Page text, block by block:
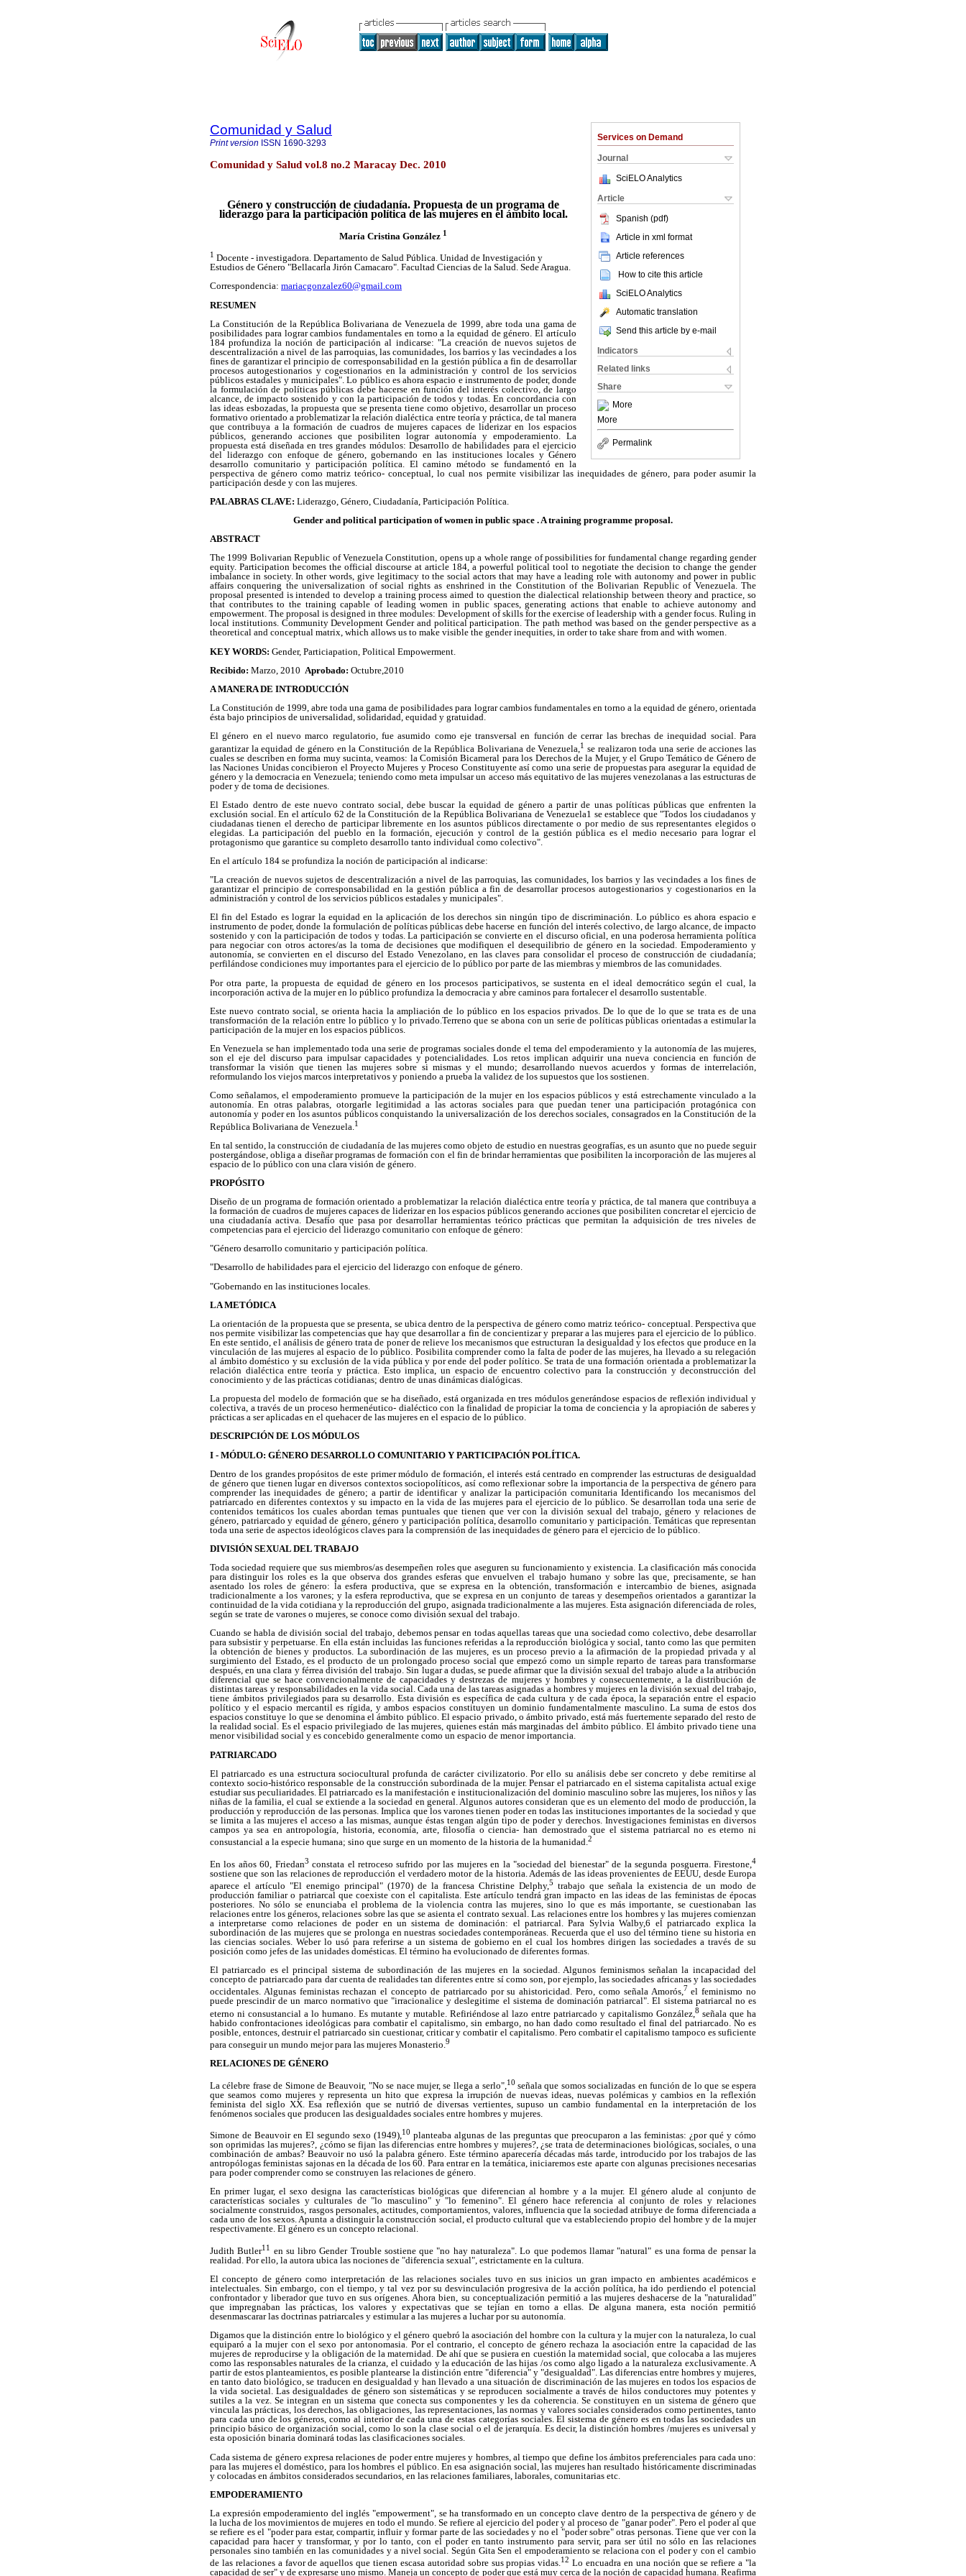
Services on Demand
Journal
SciELO Analytics
Article
Spanish (pdf)
Article in xml format
Article references
How to cite this article
SciELO Analytics
Automatic translation
Send this article by e-mail
Indicators
Related links
Share
More
More
Permalink
Comunidad y Salud
Print version ISSN 1690-3293
Comunidad y Salud vol.8 no.2 Maracay Dec. 2010
Género y construcción de ciudadanía. Propuesta de un programa de
liderazgo para la participación política de las mujeres en el ámbito local.
María Cristina González 1
1 Docente - investigadora. Departamento de Salud Pública. Unidad de Investigación y
Estudios de Género "Bellacarla Jirón Camacaro". Facultad Ciencias de la Salud. Sede Aragua.
Correspondencia: mariacgonzalez60@gmail.com
RESUMEN
La Constitución de la República Bolivariana de Venezuela de 1999, abre toda una gama de
posibilidades para lograr cambios fundamentales en torno a la equidad de género. El artículo
184 profundiza la noción de participación al indicarse: "La creación de nuevos sujetos de
descentralización a nivel de las parroquias, las comunidades, los barrios y las vecindades a los
fines de garantizar el principio de corresponsabilidad en la gestión pública a fin de desarrollar
procesos autogestionarios y cogestionarios en la administración y control de los servicios
públicos estadales y municipales". Lo público es ahora espacio e instrumento de poder, donde
la formulación de políticas públicas debe hacerse en función del interés colectivo, de largo
alcance, de impacto sostenido y con la participación de todos y todas. En concordancia con
las ideas esbozadas, la propuesta que se presenta tiene como objetivo, desarrollar un proceso
formativo orientado a problematizar la relación dialéctica entre teoría y práctica, de tal manera
que contribuya a la formación de cuadros de mujeres capaces de liderizar en los espacios
públicos, generando acciones que posibiliten lograr autonomía y empoderamiento. La
propuesta está diseñada en tres grandes módulos: Desarrollo de habilidades para el ejercicio
del liderazgo con enfoque de género, gobernando en las instituciones locales y Género
desarrollo comunitario y participación política. El camino método se fundamentó en la
perspectiva de género como matriz teórico- conceptual, lo cual nos permite visibilizar las inequidades de género, para poder asumir la
participación desde y con las mujeres.
PALABRAS CLAVE: Liderazgo, Género, Ciudadanía, Participación Política.
Gender and political participation of women in public space . A training programme proposal.
ABSTRACT
The 1999 Bolivarian Republic of Venezuela Constitution, opens up a whole range of possibilities for fundamental change regarding gender
equity. Participation becomes the official discourse at article 184, a powerful political tool to negotiate the decision to change the gender
imbalance in society. In other words, give legitimacy to the social actors that may have a leading role with autonomy and power in public
affairs conquering the universalization of social rights as enshrined in the Constitution of the Bolivarian Republic of Venezuela. The
proposal presented is intended to develop a training process aimed to question the dialectical relationship between theory and practice, so
that contributes to the training capable of leading women in public spaces, generating actions that enable to achieve autonomy and
empowerment. The proposal is designed in three modules: Development of skills for the exercise of leadership with a gender focus. Ruling in
local institutions. Community Development Gender and political participation. The path method was based on the gender perspective as a
theoretical and conceptual matrix, which allows us to make visible the gender inequities, in order to take share from and with women.
KEY WORDS: Gender, Particiapation, Political Empowerment.
Recibido: Marzo, 2010 Aprobado: Octubre,2010
A MANERA DE INTRODUCCIÓN
La Constitución de 1999, abre toda una gama de posibilidades para lograr cambios fundamentales en torno a la equidad de género, orientada
ésta bajo principios de universalidad, solidaridad, equidad y gratuidad.
El género en el nuevo marco regulatorio, fue asumido como eje transversal en función de cerrar las brechas de inequidad social. Para
garantizar la equidad de género en la Constitución de la República Bolivariana de Venezuela, 1 se realizaron toda una serie de acciones las
cuales se describen en forma muy sucinta, veamos: la Comisión Bicameral para los Derechos de la Mujer, y el Grupo Temático de Género de
las Naciones Unidas concibieron el Proyecto Mujeres y Proceso Constituyente así como una serie de propuestas para asegurar la equidad de
género y la democracia en Venezuela; teniendo como meta impulsar un acceso más equitativo de las mujeres venezolanas a las estructuras de
poder y de toma de decisiones.
El Estado dentro de este nuevo contrato social, debe buscar la equidad de género a partir de unas políticas públicas que enfrenten la
exclusión social. En el artículo 62 de la Constitución de la República Bolivariana de Venezuela1 se establece que "Todos los ciudadanos y
ciudadanas tienen el derecho de participar libremente en los asuntos públicos directamente o por medio de sus representantes elegidos o
elegidas. La participación del pueblo en la formación, ejecución y control de la gestión pública es el medio necesario para lograr el
protagonismo que garantice su completo desarrollo tanto individual como colectivo".
En el artículo 184 se profundiza la noción de participación al indicarse:
"La creación de nuevos sujetos de descentralización a nivel de las parroquias, las comunidades, los barrios y las vecindades a los fines de
garantizar el principio de corresponsabilidad en la gestión pública a fin de desarrollar procesos autogestionarios y cogestionarios en la
administración y control de los servicios públicos estadales y municipales".
El fin del Estado es lograr la equidad en la aplicación de los derechos sin ningún tipo de discriminación. Lo público es ahora espacio e
instrumento de poder, donde la formulación de políticas públicas debe hacerse en función del interés colectivo, de largo alcance, de impacto
sostenido y con la participación de todos y todas. La participación se convierte en el discurso oficial, en una poderosa herramienta política
para negociar con otros actores/as la toma de decisiones que modifiquen el desequilibrio de género en la sociedad. Empoderamiento y
autonomía, se convierten en el discurso del Estado Venezolano, en las claves para consolidar el proceso de construcción de ciudadanía;
perfilándose condiciones muy importantes para el ejercicio de lo público por parte de las miembras y miembros de las comunidades.
Por otra parte, la propuesta de equidad de género en los procesos participativos, se sustenta en el ideal democrático según el cual, la
incorporación activa de la mujer en lo público profundiza la democracia y abre caminos para fortalecer el desarrollo sustentable.
Este nuevo contrato social, se orienta hacia la ampliación de lo público en los espacios privados. De lo que de lo que se trata es de una
transformación de la relación entre lo público y lo privado.Terreno que se abona con un serie de políticas públicas orientadas a estimular la
participación de la mujer en los espacios públicos.
En Venezuela se han implementado toda una serie de programas sociales donde el tema del empoderamiento y la autonomía de las mujeres,
son el eje del discurso para impulsar capacidades y potencialidades. Los retos implican adquirir una nueva conciencia en función de
transformar la visión que tienen las mujeres sobre si mismas y el mundo; desarrollando nuevos acuerdos y formas de interrelación,
reformulando los viejos marcos interpretativos y poniendo a prueba la validez de los supuestos que los sostienen.
Como señalamos, el empoderamiento promueve la participación de la mujer en los espacios públicos y está estrechamente vinculado a la
autonomía. En otras palabras, otorgarle legitimidad a las actoras sociales para que puedan tener una participación protagónica con
autonomía y poder en los asuntos públicos conquistando la universalización de los derechos sociales, consagrados en la Constitución de la
República Bolivariana de Venezuela. 1
En tal sentido, la construcción de ciudadanía de las mujeres como objeto de estudio en nuestras geografías, es un asunto que no puede seguir
postergándose, obliga a diseñar programas de formación con el fin de brindar herramientas que posibiliten la incorporación de las mujeres al
espacio de lo público con una clara visión de género.
PROPÓSITO
Diseño de un programa de formación orientado a problematizar la relación dialéctica entre teoría y práctica, de tal manera que contribuya a
la formación de cuadros de mujeres capaces de liderizar en los espacios públicos generando acciones que posibiliten concretar el ejercicio de
una ciudadanía activa. Desafío que pasa por desarrollar herramientas teórico prácticas que permitan la adquisición de tres niveles de
competencias para el ejercicio del liderazgo comunitario con enfoque de género:
"Género desarrollo comunitario y participación política.
"Desarrollo de habilidades para el ejercicio del liderazgo con enfoque de género.
"Gobernando en las instituciones locales.
LA METÓDICA
La orientación de la propuesta que se presenta, se ubica dentro de la perspectiva de género como matriz teórico- conceptual. Perspectiva que
nos permite visibilizar las competencias que hay que desarrollar a fin de concientizar y preparar a las mujeres para el ejercicio de lo público.
En este sentido, el análisis de género trata de poner de relieve los mecanismos que estructuran la desigualdad y los efectos que produce en la
vinculación de las mujeres al espacio de lo público. Posibilita comprender como la falta de poder de las mujeres, ha llevado a su relegación
al ámbito doméstico y su exclusión de la vida pública y por ende del poder político. Se trata de una formación orientada a problematizar la
relación dialéctica entre teoría y práctica. Esto implica, un espacio de encuentro colectivo para la construcción y deconstrucción del
conocimiento y de las prácticas cotidianas; dentro de unas dinámicas dialógicas.
La propuesta del modelo de formación que se ha diseñado, está organizada en tres módulos generándose espacios de reflexión individual y
colectiva, a través de un proceso hermenéutico- dialéctico con la finalidad de propiciar la toma de conciencia y la apropiación de saberes y
prácticas a ser aplicadas en el quehacer de las mujeres en el espacio de lo público.
DESCRIPCIÓN DE LOS MÓDULOS
I - MÓDULO: GÉNERO DESARROLLO COMUNITARIO Y PARTICIPACIÓN POLÍTICA.
Dentro de los grandes propósitos de este primer módulo de formación, el interés está centrado en comprender las estructuras de desigualdad
de género que tienen lugar en diversos contextos sociopolíticos, así como reflexionar sobre la importancia de la perspectiva de género para
comprender las inequidades de género; a partir de identificar y analizar la participación comunitaria Identificando los mecanismos del
patriarcado en diferentes contextos y su impacto en la vida de las mujeres para el ejercicio de lo público. Se desarrollan toda una serie de
contenidos temáticos los cuales abordan temas puntuales que tienen que ver con la división sexual del trabajo, género y relaciones de
género, patriarcado y equidad de género, género y participación política, desarrollo comunitario y participación. Temáticas que representan
toda una serie de aspectos ideológicos claves para la comprensión de las inequidades de género para el ejercicio de lo público.
DIVISIÓN SEXUAL DEL TRABAJO
Toda sociedad requiere que sus miembros/as desempeñen roles que aseguren su funcionamiento y existencia. La clasificación más conocida
para distinguir los roles es la que observa dos grandes esferas que envuelven el trabajo humano y sobre las que, precisamente, se han
asentado los roles de género: la esfera productiva, que se expresa en la obtención, transformación e intercambio de bienes, asignada
tradicionalmente a los varones; y la esfera reproductiva, que se expresa en un conjunto de tareas y desempeños orientados a garantizar la
continuidad de la vida cotidiana y la reproducción del grupo, asignada tradicionalmente a las mujeres. Esta asignación diferenciada de roles,
según se trate de varones o mujeres, se conoce como división sexual del trabajo.
Cuando se habla de división social del trabajo, debemos pensar en todas aquellas tareas que una sociedad como colectivo, debe desarrollar
para subsistir y perpetuarse. En ella están incluidas las funciones referidas a la reproducción biológica y social, tanto como las que permiten
la obtención de bienes y productos. La subordinación de las mujeres, es un proceso previo a la afirmación de la propiedad privada y al
surgimiento del Estado, es el producto de un prolongado proceso social que empezó como un simple reparto de tareas para transformarse
después, en una clara y férrea división del trabajo. Sin lugar a dudas, se puede afirmar que la división sexual del trabajo alude a la atribución
diferencial que se hace convencionalmente de capacidades y destrezas de mujeres y hombres y consecuentemente, a la distribución de
distintas tareas y responsabilidades en la vida social. Cada una de las tareas asignadas a hombres y mujeres en la división sexual del trabajo,
tiene ámbitos privilegiados para su desarrollo. Esta división es específica de cada cultura y de cada época, la separación entre el espacio
político y el espacio mercantil es rígida, y ambos espacios constituyen un dominio fundamentalmente masculino. La suma de estos dos
espacios constituye lo que se denomina el ámbito público. El espacio privado, o ámbito privado, está más fuertemente separado del resto de
la realidad social. Es el espacio privilegiado de las mujeres, quienes están más marginadas del ámbito público. El ámbito privado tiene una
menor visibilidad social y es concebido generalmente como un espacio de menor importancia.
PATRIARCADO
El patriarcado es una estructura sociocultural profunda de carácter civilizatorio. Por ello su análisis debe ser concreto y debe remitirse al
contexto socio-histórico responsable de la construcción subordinada de la mujer. Pensar el patriarcado en el sistema capitalista actual exige
estudiar sus peculiaridades. El patriarcado es la manifestación e institucionalización del dominio masculino sobre las mujeres, los niños y las
niñas de la familia, el cual se extiende a la sociedad en general. Algunos autores consideran que es un elemento del modo de producción, la
producción y reproducción de las personas. Implica que los varones tienen poder en todas las instituciones importantes de la sociedad y que
se limita a las mujeres el acceso a las mismas, aunque éstas tengan algún tipo de poder y derechos. Investigaciones feministas en diversos
campos ya sea en antropología, historia, economía, arte, filosofía o ciencia- han demostrado que el sistema patriarcal no es eterno ni
consustancial a la especie humana; sino que surge en un momento de la historia de la humanidad.2
En los años 60, Friedan3 constata el retroceso sufrido por las mujeres en la "sociedad del bienestar" de la segunda posguerra. Firestone,4
sostiene que son las relaciones de reproducción el verdadero motor de la historia. Además de las ideas provenientes de EEUU, desde Europa
aparece el artículo "El enemigo principal" (1970) de la francesa Christine Delphy,5 trabajo que señala la existencia de un modo de
producción familiar o patriarcal que coexiste con el capitalista. Este artículo tendrá gran impacto en las ideas de las feministas de épocas
posteriores. No sólo se enunciaba el problema de la violencia contra las mujeres, sino lo que es más importante, se cuestionaban las
relaciones entre los géneros, relaciones sobre las que se asienta el contrato sexual. Las relaciones entre los hombres y las mujeres comienzan
a interpretarse como relaciones de poder en un sistema de dominación: el patriarcal. Para Sylvia Walby,6 el patriarcado explica la
subordinación de las mujeres que se prolonga en nuestras sociedades contemporáneas. Recuerda que el uso del término tiene su historia en
las ciencias sociales. Weber lo usó para referirse a un sistema de gobierno en el cual los hombres dirigen las sociedades a través de su
posición como jefes de las unidades domésticas. El término ha evolucionado de diferentes formas.
El patriarcado es el principal sistema de subordinación de las mujeres en la sociedad. Algunos feminismos señalan la incapacidad del
concepto de patriarcado para dar cuenta de realidades tan diferentes entre sí como son, por ejemplo, las sociedades africanas y las sociedades
occidentales. Algunas feministas rechazan el concepto de patriarcado por su ahistoricidad. Pero, como señala Amorós,7 el feminismo no
puede prescindir de un marco normativo que "irracionalice y deslegitime el sistema de dominación patriarcal". El sistema patriarcal no es
eterno ni consustancial a lo humano. Es mutante y mutable. Refiriéndose al lazo entre patriarcado y capitalismo González,8 señala que ha
habido confrontaciones ideológicas para combatir el capitalismo, sin embargo, no han dado como resultado el final del patriarcado. No es
posible, entonces, destruir el patriarcado sin cuestionar, criticar y combatir el capitalismo. Pero combatir el capitalismo tampoco es suficiente
para conseguir un mundo mejor para las mujeres Monasterio.9
RELACIONES DE GÉNERO
La célebre frase de Simone de Beauvoir, "No se nace mujer, se llega a serlo", 10 señala que somos socializadas en función de lo que se espera
que seamos como mujeres y representa un hito que expresa la irrupción de nuevas ideas, nuevas polémicas y cambios en la reflexión
feminista del siglo XX. Esa reflexión que se nutrió de diversas vertientes, supuso un cambio fundamental en la interpretación de los
fenómenos sociales que producen las desigualdades sociales entre hombres y mujeres.
Simone de Beauvoir en El segundo sexo (1949),10 planteaba algunas de las preguntas que preocuparon a las feministas: ¿por qué y cómo
son oprimidas las mujeres?, ¿cómo se fijan las diferencias entre hombres y mujeres?, ¿se trata de determinaciones biológicas, sociales, o una
combinación de ambas? Beauvoir no usó la palabra género. Este término aparecería décadas más tarde, introducido por los trabajos de las
antropólogas feministas sajonas en la década de los 60. Para entrar en la temática, iniciaremos este aparte con algunas precisiones necesarias
para poder comprender como se construyen las relaciones de género.
En primer lugar, el sexo designa las características biológicas que diferencian al hombre y a la mujer. El género alude al conjunto de
características sociales y culturales de "lo masculino" y "lo femenino". El género hace referencia al conjunto de roles y relaciones
socialmente construidos, rasgos personales, actitudes, comportamientos, valores, influencia que la sociedad atribuye de forma diferenciada a
cada uno de los sexos. Apunta a distinguir la construcción social, el producto cultural que va estableciendo propio del hombre y de la mujer
respectivamente. El género es un concepto relacional.
Judith Butler11 en su libro Gender Trouble sostiene que "no hay naturaleza". Lo que podemos llamar "natural" es una forma de pensar la
realidad. Por ello, la autora ubica las nociones de "diferencia sexual", estrictamente en la cultura.
El concepto de género como interpretación de las relaciones sociales tuvo en sus inicios un gran impacto en ambientes académicos e
intelectuales. Sin embargo, con el tiempo, y tal vez por su desvinculación progresiva de la acción política, ha ido perdiendo el potencial
confrontador y liberador que tuvo en sus orígenes. Ahora bien, su conceptualización permitió a las mujeres deshacerse de la "naturalidad"
que impregnaban las prácticas, los valores y expectativas que se tejían en torno a ellas. De alguna manera, esta noción permitió
desenmascarar las doctrinas patriarcales y estimular a las mujeres a luchar por su autonomía.
Digamos que la distinción entre lo biológico y el género quebró la asociación del hombre con la cultura y la mujer con la naturaleza, lo cual
equiparó a la mujer con el sexo por antonomasia. Por el contrario, el concepto de género rechaza la asociación entre la capacidad de las
mujeres de reproducirse y la obligación de la maternidad. De ahí que se pusiera en cuestión la maternidad social, que colocaba a las mujeres
como las responsables naturales de la crianza, el cuidado y la educación de las hijas /os como algo ligado a la naturaleza exclusivamente. A
partir de estos planteamientos, es posible plantearse la distinción entre "diferencia" y "desigualdad". Las diferencias entre hombres y mujeres,
en tanto dato biológico, se traducen en desigualdad y han llevado a una situación de discriminación de las mujeres en todos los espacios de
la vida societal. Las desigualdades de género son sistemáticas y se reproducen socialmente a través de hilos conductores muy potentes y
sutiles a la vez. Se integran en un sistema que conecta sus componentes y les da coherencia. Se constituyen en un sistema de género que
vincula las prácticas, los derechos, las obligaciones, las representaciones, las normas y valores sociales considerados como pertinentes, tanto
para cada uno de los géneros, como al interior de cada una de estas categorías sociales. El sistema de género es en todas las sociedades un
principio básico de organización social, como lo son la clase social o el de jerarquía. Es decir, la distinción hombres /mujeres es universal y
esta oposición binaria dominará todas las clasificaciones sociales.
Cada sistema de género expresa relaciones de poder entre mujeres y hombres, al tiempo que define los ámbitos preferenciales para cada uno:
para las mujeres el doméstico, para los hombres el público. En esa asignación social, las mujeres han resultado históricamente discriminadas
y colocadas en ámbitos considerados secundarios, en las relaciones familiares, laborales, comunitarias etc.
EMPODERAMIENTO
La expresión empoderamiento del inglés "empowerment", se ha transformado en un concepto clave dentro de la perspectiva de género y de
la lucha de los movimientos de mujeres en todo el mundo. Se refiere al ejercicio del poder y al proceso de "ganar poder". Pero el poder al que
se refiere es el "poder para estar, compartir, influir y formar parte de las sociedades y no el "poder sobre" otras personas. Tiene que ver con la
capacidad para hacer y transformar, y por lo tanto, con el poder en tanto instrumento para servir, para ser útil no sólo en las relaciones
personales sino también en las comunidades y a nivel social. Según Gita Sen el empoderamiento se relaciona con el poder y con el cambio
de las relaciones a favor de aquellos que tienen escasa autoridad sobre sus propias vidas.12Lo encuadra en una noción que se refiere a "la
capacidad de ser" y de expresarse uno mismo. Maneja un concepto de poder que está muy cerca de la noción de capacidad humana. Reafirma